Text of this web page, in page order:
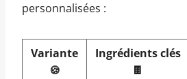
personnalisées :
Variante
🍪
Ingrédients clés
🍫